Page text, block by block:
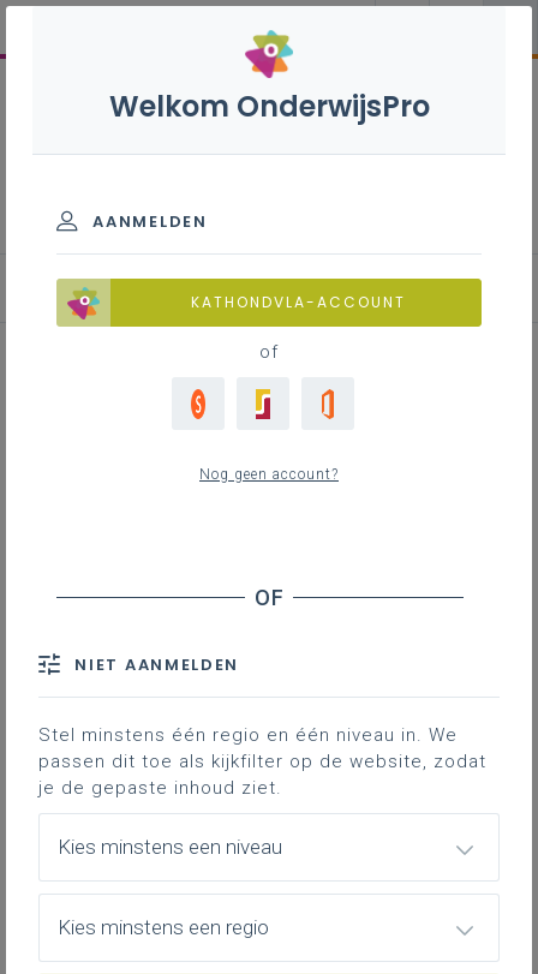
Leerplan
Hieronder vind je de definitieve en
volledig afgewerkte versie van het
leerplan in Word; enkel deze versie
is geldig voor de volledige 3de
graad vanaf 1 september 2024.
DOWNLOADS
Welkom OnderwijsPro
AANMELDEN
KATHONDVLA-ACCOUNT
of
Nog geen account?
NIET AANMELDEN
Stel minstens één regio en één niveau in. We
passen dit toe als kijkfilter op de website, zodat
je de gepaste inhoud ziet.
Kies minstens een niveau
Kies minstens een regio